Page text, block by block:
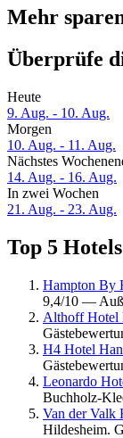
Mehr
Überprüfe
Heute
9. Aug. - 10. Aug.
Morgen
10. Aug. - 11. Aug.
Nächstes
14. Aug. - 16. Aug.
In zwei Wochen
21. Aug. - 23. Aug.
Top 5
Hampton By
9,4/10 —
Althoff Hotel
H4 Hotel
Leonardo
Buchholz-
Van der Valk
Hildesheim.